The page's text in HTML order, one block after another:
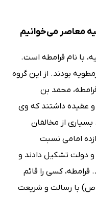
معاصر می‌خوانیم
با نام قرامطه است.
بودند. از این گروه
محمد بن
عقیده داشتند که وی
از مخالفان
امامی نسبت
و دولت تشکیل دادند و
کسی را قائم
با رسالت و شریعت